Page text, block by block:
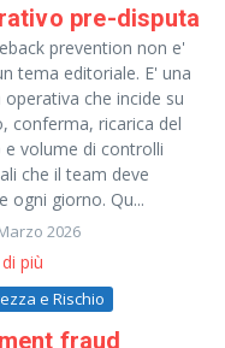
pre-disputa
prevention non e'
tema editoriale. E' una
operativa che incide su
conferma, ricarica del
e volume di controlli
che il team deve
ogni giorno. Qu...
2026
più
e Rischio
fraud